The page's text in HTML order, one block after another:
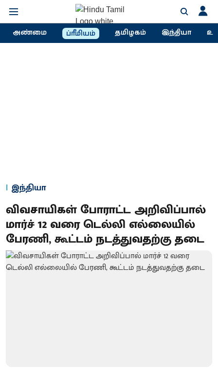
அண்மை ப்ரீமியம் தமிழகம் இந்தியா
இந்தியா
விவசாயிகள் போராட்ட அறிவிப்பால்
மார்ச் 12 வரை டெல்லி எல்லையில்
பேரணி, கூட்டம் நடத்துவதற்கு தடை